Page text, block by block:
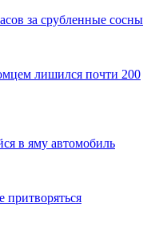
за срубленные сосны
лишился почти 200
в яму автомобиль